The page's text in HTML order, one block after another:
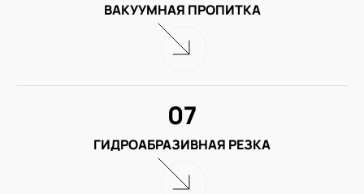
ВАКУУМНАЯ ПРОПИТКА
ГИДРОАБРАЗИВНАЯ РЕЗКА
07